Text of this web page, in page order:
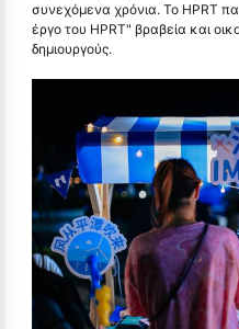
συνεχόμενα χρόνια. Το HPRT
έργο του HPRT" βραβεία και
δημιουργούς.